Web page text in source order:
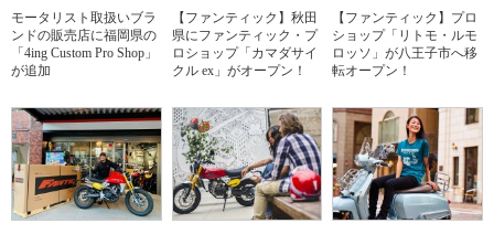
モータリスト取扱いブラ
ンドの販売店に福岡県の
「4ing Custom Pro Shop」
が追加
【ファンティック】秋田
県にファンティック・プ
ロショップ「カマダサイ
クル ex」がオープン！
【ファンティック】プロ
ショップ「リトモ・ルモ
ロッソ」が八王子市へ移
転オープン！